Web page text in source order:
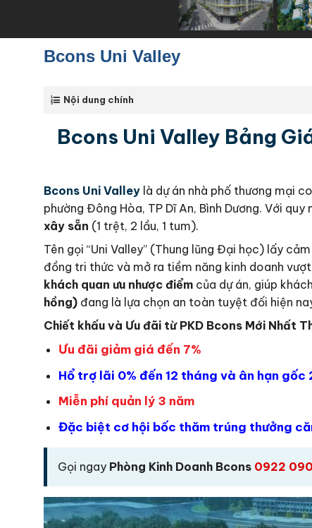
Bcons Uni Valley
Nội dung chính
Bcons Uni Valley Bảng
Bcons Uni Valley là dự án nhà phố thương mại
phường Đông Hòa, TP Dĩ An, Bình Dương. Với
xây sẵn (1 trệt, 2 lầu, 1 tum).
Tên gọi “Uni Valley” (Thung lũng Đại học) lấy
đồng tri thức và mở ra tiềm năng kinh doanh
khách quan ưu nhược điểm của dự án, giúp
hồng) đang là lựa chọn an toàn tuyệt đối hiện
Chiết khấu và Ưu đãi từ PKD Bcons Mới Nhất
Ưu đãi giảm giá đến 7%
Hổ trợ lãi 0% đến 12 tháng và ân hạn gốc
Miễn phí quản lý 3 năm
Đặc biệt cơ hội bốc thăm trúng thưởng
Gọi ngay Phòng Kinh Doanh Bcons 0922